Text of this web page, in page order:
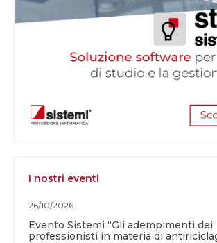
I nostri eventi
26/10/2026
Evento Sistemi “Gli adempimenti dei
professionisti in materia di